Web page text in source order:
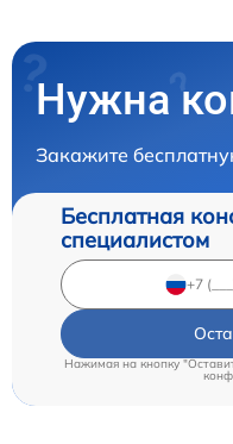
Нужна
Закажите
Бесплатная
специалистом
Нажимая на кнопку